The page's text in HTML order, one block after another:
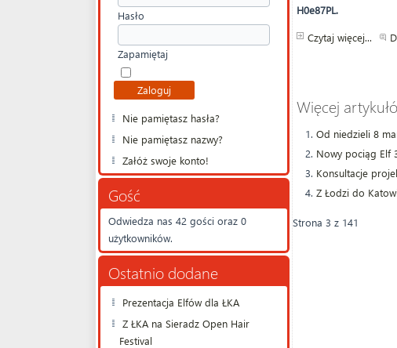
Hasło
Zapamiętaj
Nie pamiętasz hasła?
Nie pamiętasz nazwy?
Załóż swoje konto!
Gość
Odwiedza nas 42 gości oraz 0
użytkowników.
Ostatnio dodane
Prezentacja Elfów dla ŁKA
Z ŁKA na Sieradz Open Hair
Festival
H0e87PL.
Czytaj więcej...
Więcej
Od niedzieli 8
Nowy pociąg Elf
Konsultacje
Z Łodzi do
Strona 3 z 141